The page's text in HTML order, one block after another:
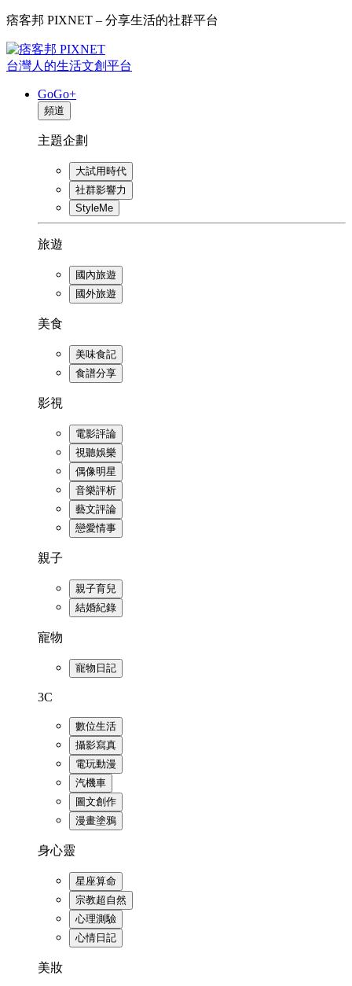
痞客邦 PIXNET – 分享生活的社群平台
台灣人的生活文創平台
GoGo+
頻道
主題企劃
大試用時代
社群影響力
StyleMe
旅遊
國內旅遊
國外旅遊
美食
美味食記
食譜分享
影視
電影評論
視聽娛樂
偶像明星
音樂評析
藝文評論
戀愛情事
親子
親子育兒
結婚紀錄
寵物
寵物日記
3C
數位生活
攝影寫真
電玩動漫
汽機車
圖文創作
漫畫塗鴉
身心靈
星座算命
宗教超自然
心理測驗
心情日記
美妝